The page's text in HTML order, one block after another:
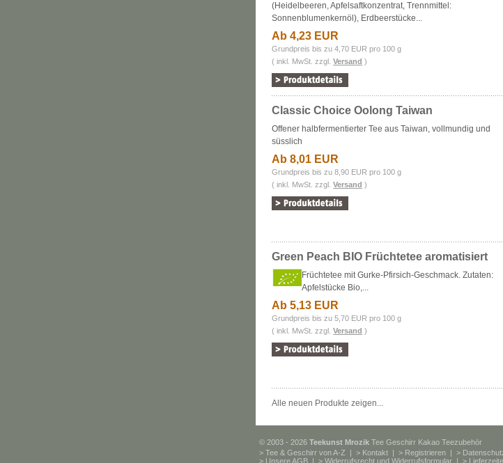
(Heidelbeeren, Apfelsaftkonzentrat, Trennmittel:
Sonnenblumenkernöl), Erdbeerstücke...
Ab 4,23 EUR
Grundpreis bis zu 4,70 EUR pro 100 g
( inkl. MwSt. zzgl.Versand )
Classic Choice Oolong Taiwan
Offener halbfermentierter Tee aus Taiwan, vollmundig und
süsslich
Ab 8,01 EUR
Grundpreis bis zu 8,90 EUR pro 100 g
( inkl. MwSt. zzgl.Versand )
Green Peach BIO Früchtetee aromatisiert
Früchtetee mit Gurke-Pfirsich-Geschmack. Zutaten:
Apfelstücke Bio,...
Ab 5,13 EUR
Grundpreis bis zu 5,70 EUR pro 100 g
( inkl. MwSt. zzgl.Versand )
Alle neuen Produkte zeigen...
© 2003 - 2026 Teekunst Mrozik Tee Geschirr Kakao Teezubehör
> Tee & Geschirr von A-Z | > Kontakt | > Registrieren | >
> Unsere AGB | > Widerrufsrecht und Widerrufsformular | >